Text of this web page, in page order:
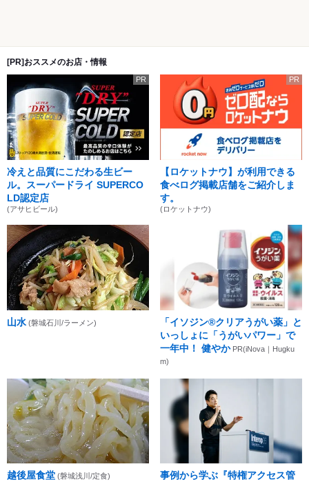
[PR]おススメのお店・情報
PR
冷えと品質にこだわる生ビー
ル。スーパードライ SUPERCO
LD認定店
(アサヒビール)
PR
【ロケットナウ】が利用できる
食べログ掲載店舗をご紹介しま
す。
(ロケットナウ)
山水 (磐城石川/ラーメン)
「イソジン®クリアうがい薬」と
いっしょに「うがいパワー」で
一年中！ 健やか PR(iNova｜Hugku
m)
越後屋食堂 (磐城浅川/定食)
事例から学ぶ『特権アクセス管